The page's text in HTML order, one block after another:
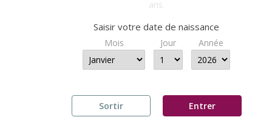
ans.
Saisir votre date de naissance
Mois Jour Année
Sortir Entrer